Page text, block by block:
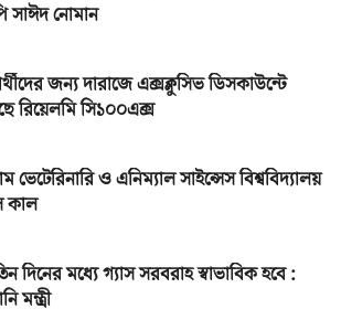
সাঈদ নোমান
জন্য দারাজে এক্সক্লুসিভ ডিসকাউন্টে
রিয়েলমি সি১০০এক্স
ভেটেরিনারি ও এনিম্যাল সাইন্সেস বিশ্ববিদ্যালয়
কাল
দিনের মধ্যে গ্যাস সরবরাহ স্বাভাবিক হবে :
মন্ত্রী